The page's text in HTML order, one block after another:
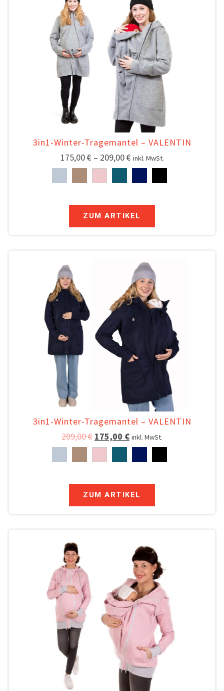
3in1-Winter-Tragemantel – VALENTIN
175,00€– 209,00€ inkl. MwSt.
ZUM ARTIKEL
3in1-Winter-Tragemantel – VALENTIN
209,00€ 175,00 € inkl. MwSt.
ZUM ARTIKEL